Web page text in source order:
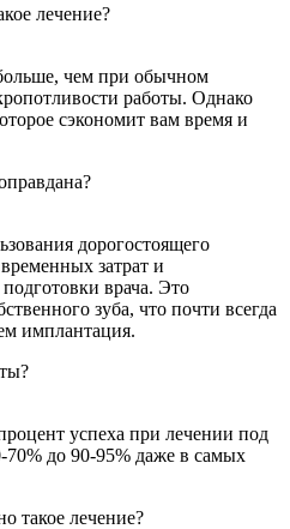
лечение?
чем при обычном
работы. Однако
сэкономит вам время и
дорогостоящего
затрат и
врача. Это
зуба, что почти всегда
имплантация.
успеха при лечении под
70% до 90-95% даже в самых
такое лечение?